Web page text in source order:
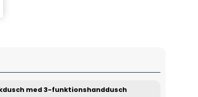
med 3-funktionshanddusch